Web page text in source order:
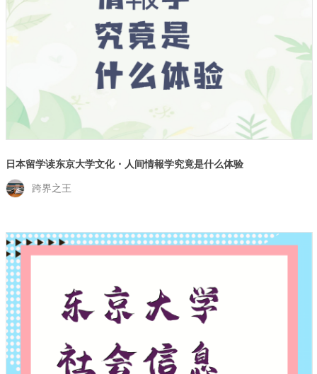
日本留学读东京大学文化・人间情報学究竟是什么体验
跨界之王